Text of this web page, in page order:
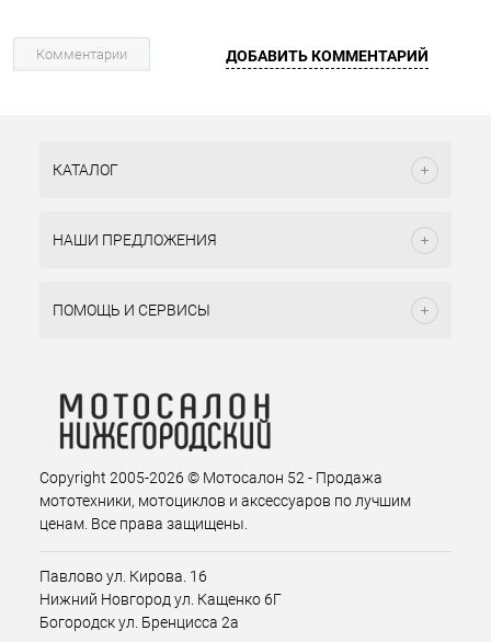
Комментарии ДОБАВИТЬ КОММЕНТАРИЙ
КАТАЛОГ
НАШИ ПРЕДЛОЖЕНИЯ
ПОМОЩЬ И СЕРВИСЫ
Copyright 2005-2026 © Мотосалон 52 - Продажа
мототехники, мотоциклов и аксессуаров по лучшим
ценам. Все права защищены.
Павлово ул. Кирова. 16
Нижний Новгород ул. Кащенко 6Г
Богородск ул. Бренцисса 2а